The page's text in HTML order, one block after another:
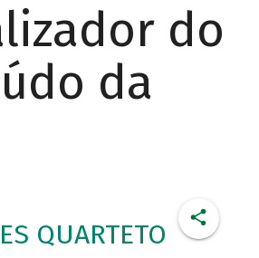
do
da
QUARTETO